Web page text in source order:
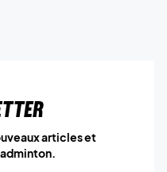
articles et